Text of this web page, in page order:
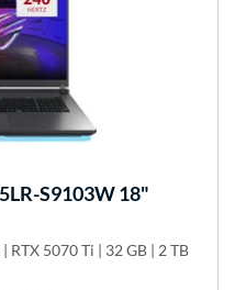
S9103W 18"
5070 Ti | 32 GB | 2 TB